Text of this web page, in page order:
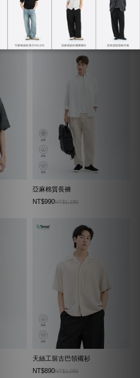
亞麻棉質長褲
NT$990NT$1,180
天絲工裝古巴領襯衫
NT$890NT$1,080